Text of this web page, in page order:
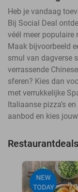
Heb je vandaag
Bij Social Deal
véél meer populaire
Maak bijvoorbeeld
smul van dagverse
verrassende
sferen? Kies dan
met verrukkelijke
Italiaanse pizza’s
aanbod en kies
Restaurantdeals
NEW
TODAY